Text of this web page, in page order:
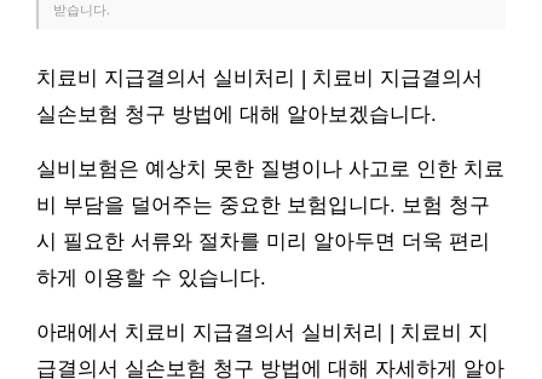
받습니다.
치료비 지급결의서 실비처리 | 치료비 지급결의서
실손보험 청구 방법에 대해 알아보겠습니다.
실비보험은 예상치 못한 질병이나 사고로 인한 치료
비 부담을 덜어주는 중요한 보험입니다. 보험 청구
시 필요한 서류와 절차를 미리 알아두면 더욱 편리
하게 이용할 수 있습니다.
아래에서 치료비 지급결의서 실비처리 | 치료비 지
급결의서 실손보험 청구 방법에 대해 자세하게 알아